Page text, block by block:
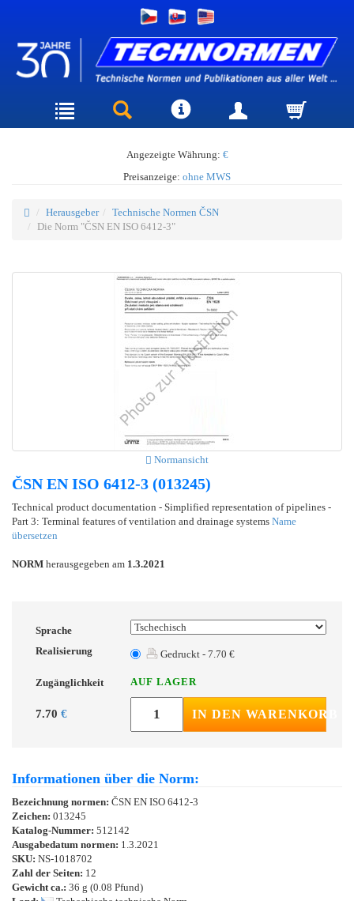
Angezeigte Währung: €
Preisanzeige: ohne MWS
Herausgeber
Technische Normen ČSN
Die Norm "ČSN EN ISO 6412-3"
Normansicht
ČSN EN ISO 6412-3 (013245)
Technical product documentation - Simplified representation of pipelines -
Part 3: Terminal features of ventilation and drainage systems Name
übersetzen
NORM herausgegeben am 1.3.2021
Sprache
Realisierung
Gedruckt - 7.70 €
Zugänglichkeit AUF LAGER
7.70 € IN DEN WARENKORB
Informationen über die Norm:
Bezeichnung normen: ČSN EN ISO 6412-3
Zeichen: 013245
Katalog-Nummer: 512142
Ausgabedatum normen: 1.3.2021
SKU: NS-1018702
Zahl der Seiten: 12
Gewicht ca.: 36 g (0.08 Pfund)